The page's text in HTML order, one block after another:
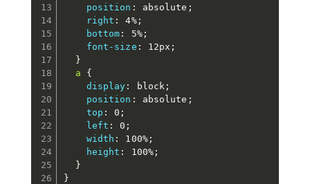
position : absolute ;
right : 4%;
bottom : 5%;
font-size : 12px ;
}
a {
display : block ;
position : absolute ;
top : 0 ;
left : 0 ;
width : 100%;
height : 100%;
}
}